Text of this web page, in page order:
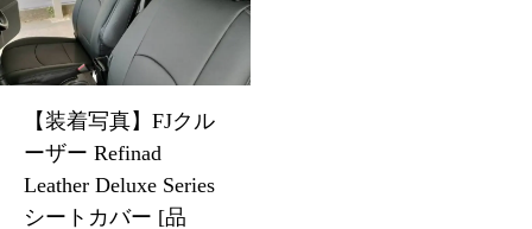
【装着写真】FJクル
ーザー Refinad
Leather Deluxe Series
シートカバー [品